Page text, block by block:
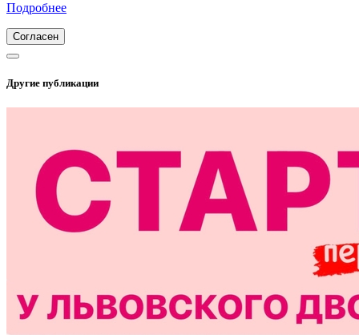
Подробнее
Согласен
Другие публикации